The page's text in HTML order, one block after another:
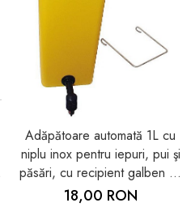
Adăpătoare automată 1L cu
niplu inox pentru iepuri, pui şi
păsări, cu recipient galben cu
verde
18,00 RON